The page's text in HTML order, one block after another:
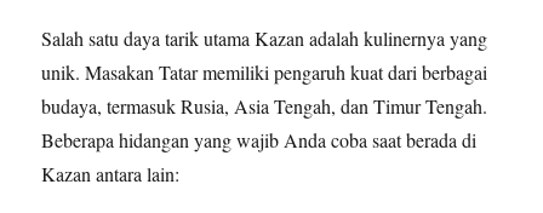
Salah satu daya tarik utama Kazan adalah kulinernya yang
unik. Masakan Tatar memiliki pengaruh kuat dari berbagai
budaya, termasuk Rusia, Asia Tengah, dan Timur Tengah.
Beberapa hidangan yang wajib Anda coba saat berada di
Kazan antara lain: